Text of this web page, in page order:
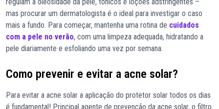
regulam a oleosidade da pele, tônicos e loções adstringentes –
mas procurar um dermatologista é o ideal para investigar o caso
mais a fundo. Para começar, mantenha uma rotina de cuidados
com a pele no verão, com uma limpeza adequada, hidratando a
pele diariamente e esfoliando uma vez por semana.
Como prevenir e evitar a acne solar?
Para evitar a acne solar a aplicação do protetor solar todos os dias
é fundamental! Principal agente de prevenção da acne solar, o filtro